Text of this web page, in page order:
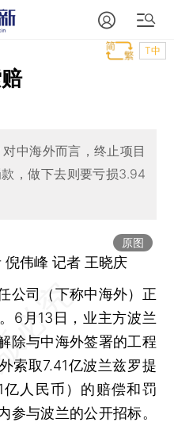
T中
中海外而言，终止项目
，做下去则要亏损3.94
原图
倪伟峰 记者 王晓庆
司（下称中海外）正
6月13日，业主方波兰
除与中海外签署的工程
索取7.41亿波兰兹罗提
亿人民币）的赔偿和罚
参与波兰的公开招标。